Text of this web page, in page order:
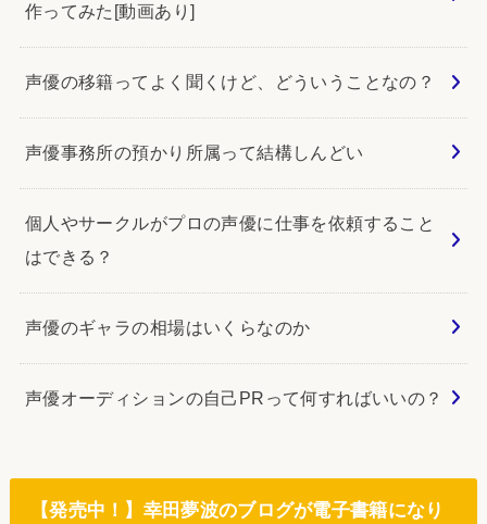
作ってみた[動画あり]
声優の移籍ってよく聞くけど、どういうことなの？
声優事務所の預かり所属って結構しんどい
個人やサークルがプロの声優に仕事を依頼すること
はできる？
声優のギャラの相場はいくらなのか
声優オーディションの自己PRって何すればいいの？
【発売中！】幸田夢波のブログが電子書籍になり